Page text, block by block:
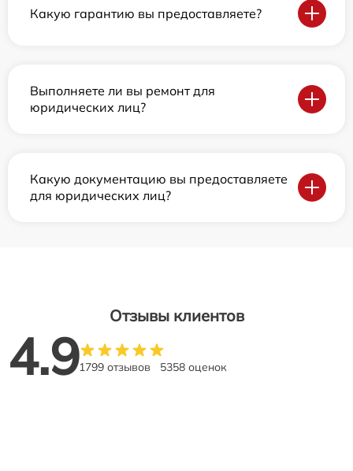
Какую гарантию вы предоставляете?
Выполняете ли вы ремонт для
юридических лиц?
Какую документацию вы предоставляете
для юридических лиц?
Отзывы клиентов
4.91799 отзывов 5358 оценок